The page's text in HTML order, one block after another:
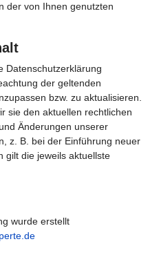
der von Ihnen genutzten
Datenschutzerklärung
der geltenden
bzw. zu aktualisieren.
sie den aktuellen rechtlichen
Änderungen unserer
z. B. bei der Einführung neuer
gilt die jeweils aktuellste
wurde erstellt